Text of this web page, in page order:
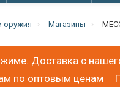
оружия Магазины
Доставка с
по оптовым ценам